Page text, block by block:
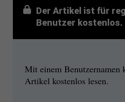
Der Artikel ist für
Benutzer kostenlos.
Mit einem Benutzernamen
Artikel kostenlos lesen.